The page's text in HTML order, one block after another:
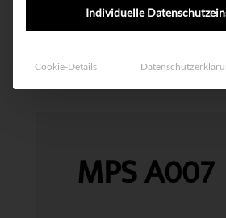
MPS A007
Individuelle
Cookie-Details